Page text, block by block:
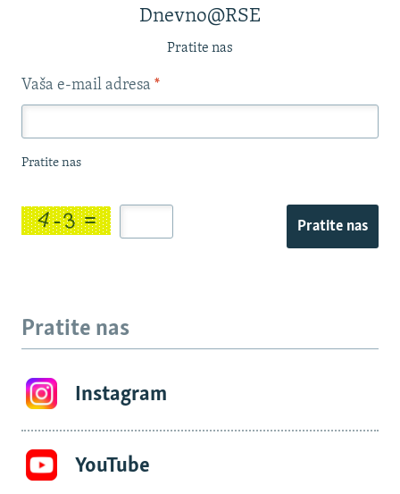
Dnevno@RSE
Pratite nas
Vaša e-mail adresa *
Pratite nas
Pratite nas
Pratite nas
Instagram
YouTube